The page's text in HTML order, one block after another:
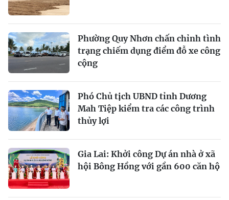
Phường Quy Nhơn chấn chỉnh tình
trạng chiếm dụng điểm đỗ xe công
cộng
Phó Chủ tịch UBND tỉnh Dương
Mah Tiệp kiểm tra các công trình
thủy lợi
Gia Lai: Khởi công Dự án nhà ở xã
hội Bông Hồng với gần 600 căn hộ